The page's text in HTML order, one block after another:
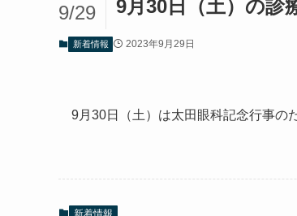
9月30日（土）の診
9/29
新着情報 2023年9月29日
9月30日（土）は太田眼科記念行事の
新着情報